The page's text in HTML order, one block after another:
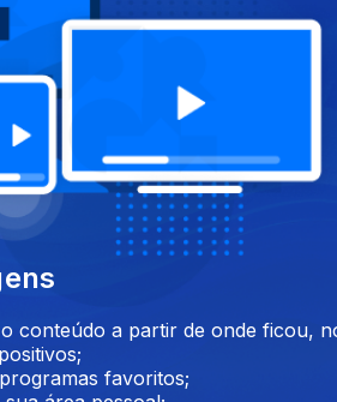
a ideia de um passeio até ao
museu da arte do vidro. Um
sem realizar e apresentar na
texto de Fernando Alves.
conteúdo a partir de onde ficou,
favoritos;